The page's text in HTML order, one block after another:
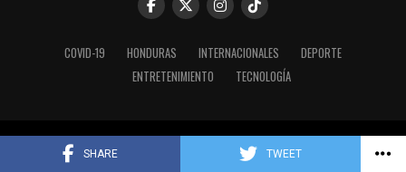
SHARE TWEET
COVID-19 HONDURAS INTERNACIONALES
DEPORTE
ENTRETENIMIENTO
TECNOLOGÍA
Copyright © 2023 HONDUSA TV INC.